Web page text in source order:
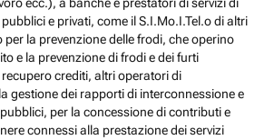
e privati, come il S.I.Mo.I.Tel.o di altri
per la prevenzione delle frodi, che operino
e la prevenzione di frodi e dei furti
recupero crediti, altri operatori di
gestione dei rapporti di interconnessione e
per la concessione di contributi e
connessi alla prestazione dei servizi